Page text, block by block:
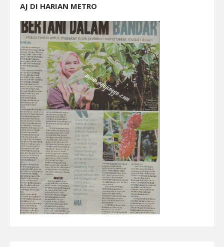
AJ DI HARIAN METRO